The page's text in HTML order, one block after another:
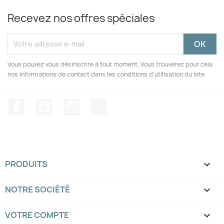
Recevez nos offres spéciales
Vous pouvez vous désinscrire à tout moment. Vous trouverez pour cela
nos informations de contact dans les conditions d'utilisation du site.
PRODUITS 
NOTRE SOCIÉTÉ 
VOTRE COMPTE 